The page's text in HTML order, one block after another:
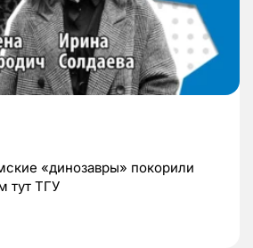
«динозавры» покорили
тут ТГУ